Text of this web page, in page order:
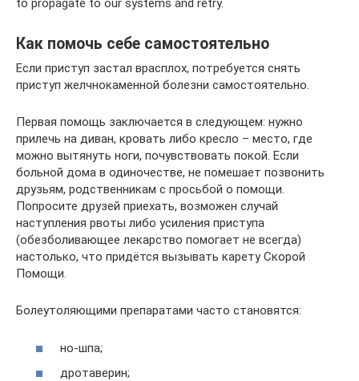
to propagate to our systems and retry.
Как помочь себе самостоятельно
Если приступ застал врасплох, потребуется снять
приступ желчнокаменной болезни самостоятельно.
Первая помощь заключается в следующем: нужно
прилечь на диван, кровать либо кресло – место, где
можно вытянуть ноги, почувствовать покой. Если
больной дома в одиночестве, не помешает позвонить
друзьям, родственникам с просьбой о помощи.
Попросите друзей приехать, возможен случай
наступления рвоты либо усиления приступа
(обезболивающее лекарство помогает не всегда)
настолько, что придётся вызывать карету Скорой
Помощи.
Болеутоляющими препаратами часто становятся:
но-шпа;
дротаверин;